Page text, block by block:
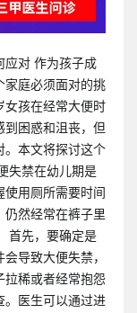
应对 作为孩子成
家庭必须面对的挑
女孩在经常大便时
到困惑和沮丧，但
。本文将探讨这个
失禁在幼儿期是
使用厕所需要时间
仍然经常在裤子里
首先，要确定是
导致大便失禁，
拉稀或者经常抱怨
。医生可以通过进